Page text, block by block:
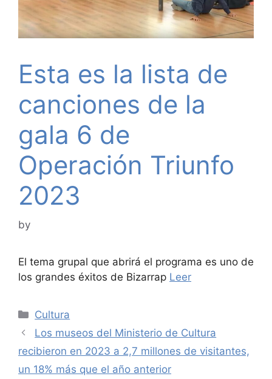
Esta es la lista de
canciones de la
gala 6 de
Operación Triunfo
2023
by
El tema grupal que abrirá el programa es uno de
los grandes éxitos de Bizarrap Leer
Categories
Cultura
Los museos del Ministerio de Cultura
recibieron en 2023 a 2,7 millones de visitantes,
un 18% más que el año anterior